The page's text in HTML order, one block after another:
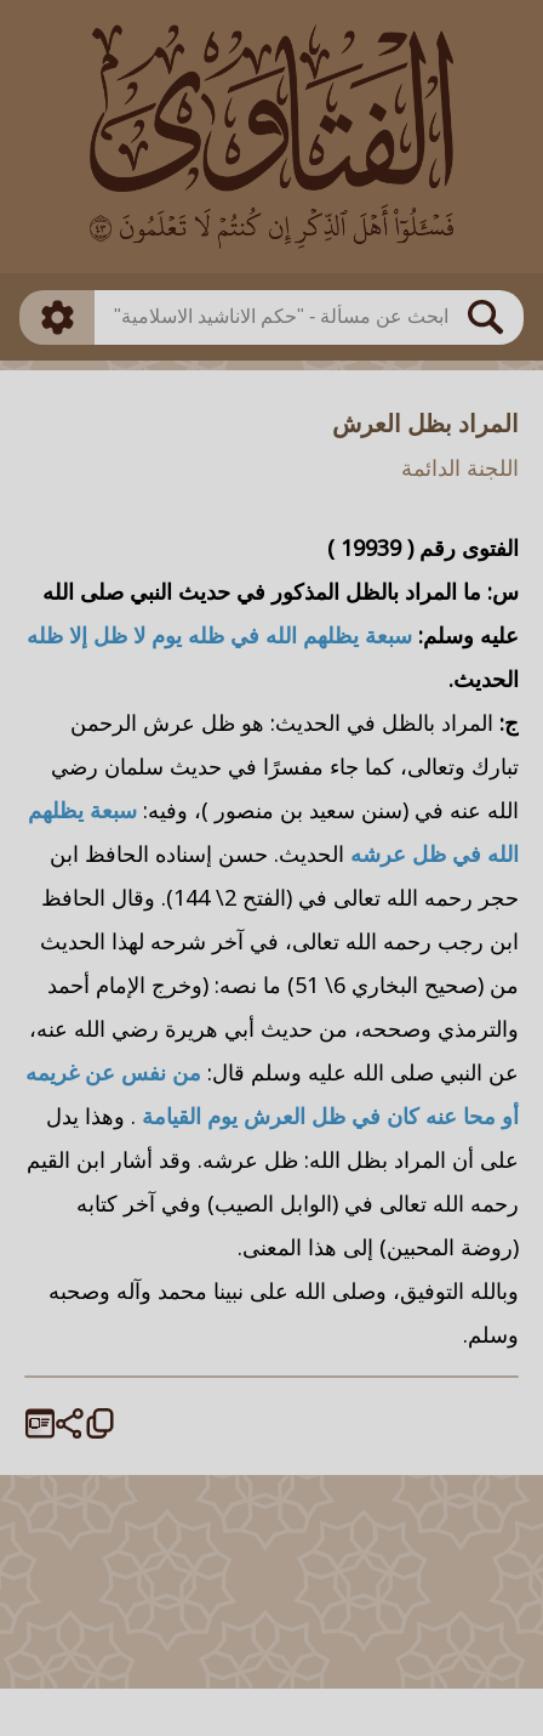
بحث
العالم
بن باز
بن العثيمين
اللجنة الدائمة
طريقة البحث
ذكي
المراد بظل العرش
اللجنة الدائمة
الفتوى رقم (19939
)
س: ما المراد بالظل المذكور في حديث النبي صلى الله
عليه وسلم: سبعة يظلهم الله في ظله يوم لا ظل إلا ظله
الحديث.
ج: المراد بالظل في الحديث: هو ظل عرش الرحمن
تبارك وتعالى، كما جاء مفسرًا في حديث سلمان رضي
الله عنه في (سنن سعيد بن منصور )، وفيه: سبعة يظلهم
الله في ظل عرشه الحديث. حسن إسناده الحافظ ابن
حجر رحمه الله تعالى في (الفتح 2\ 144). وقال الحافظ
ابن رجب رحمه الله تعالى، في آخر شرحه لهذا الحديث
من (صحيح البخاري 6\ 51) ما نصه: (وخرج الإمام
أحمد
والترمذي وصححه، من حديث أبي هريرة رضي الله عنه،
عن النبي صلى الله عليه وسلم قال: من نفس عن غريمه
أو محا عنه كان في ظل العرش يوم القيامة . وهذا يدل
على أن المراد بظل الله: ظل عرشه. وقد أشار ابن القيم
رحمه الله تعالى في (الوابل الصيب) وفي آخر كتابه
(روضة المحبين) إلى هذا المعنى.
وبالله التوفيق، وصلى الله على نبينا محمد وآله وصحبه
وسلم.